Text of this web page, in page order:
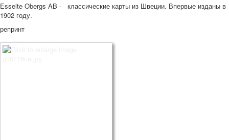
Esselte Obergs AB - классические карты из Швеции. Впервые изданы в
1902 году.
репринт